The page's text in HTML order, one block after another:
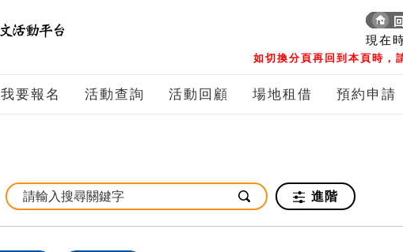
現在
如切換分頁再回到本頁時，
我要報名 活動查詢 活動回顧 場地租借 預約申請
進階